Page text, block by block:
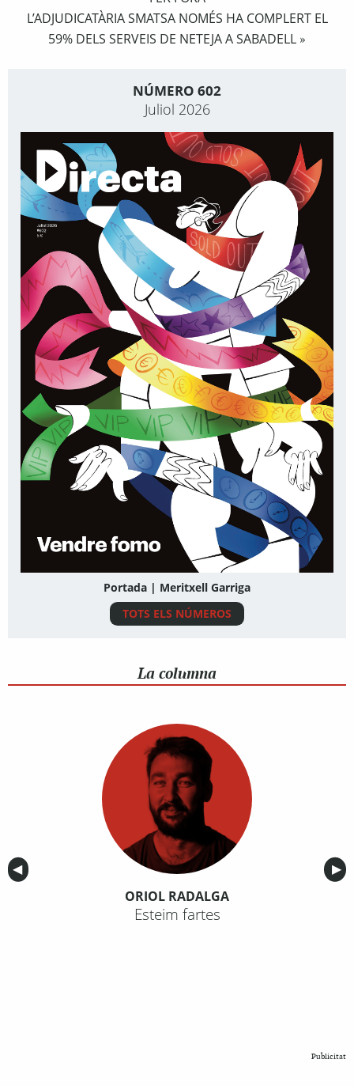
L’ADJUDICATÀRIA SMATSA NOMÉS HA COMPLERT EL
59% DELS SERVEIS DE NETEJA A SABADELL »
NÚMERO 602
Juliol 2026
Portada | Meritxell Garriga
TOTS ELS NÚMEROS
La columna
Anterior
◀︎ ▶︎
ORIOL RADALGA
Esteim fartes
Publicitat